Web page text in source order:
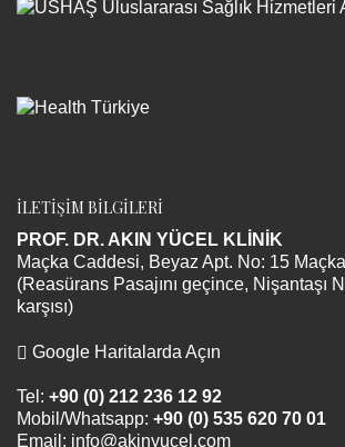
İLETİŞİM BİLGİLERİ
PROF. DR. AKIN YÜCEL KLİNİK
Maçka Caddesi, Beyaz Apt. No: 15
(Reasürans Pasajını geçince, Nişantaşı
karşısı)
Google Haritalarda Açın
Tel: +90 (0) 212 236 12 92
Mobil/Whatsapp: +90 (0) 535 620 70 01
Email: info@akinyucel.com